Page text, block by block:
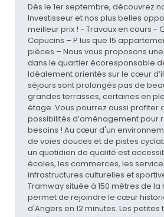
Dès le 1er septembre, découvrez
Investisseur et nos plus belles
meilleur prix ! - Travaux en cours -
Capucins – P lus que 15
pièces – Nous vous proposons
dans le quartier écoresponsable
Idéalement orientés sur le cœur
séjours sont prolongés pas de
grandes terrasses, certaines en
étage. Vous pourrez aussi profiter
possibilités d’aménagement pour
besoins ! Au cœur d'un
de voies douces et de pistes
un quotidien de qualité est
écoles, les commerces, les
infrastructures culturelles et
Tramway située à 150 mètres de
permet de rejoindre le cœur
d'Angers en 12 minutes. Les